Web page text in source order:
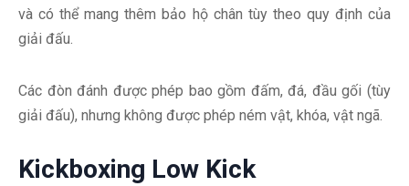
và có thể mang thêm bảo hộ chân tùy theo quy định của
giải đấu.
Các đòn đánh được phép bao gồm đấm, đá, đầu gối (tùy
giải đấu), nhưng không được phép ném vật, khóa, vật ngã.
Kickboxing Low Kick